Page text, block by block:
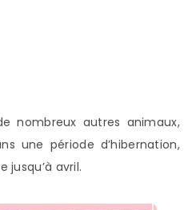
nombreux autres animaux,
une période d’hibernation,
jusqu’à avril.